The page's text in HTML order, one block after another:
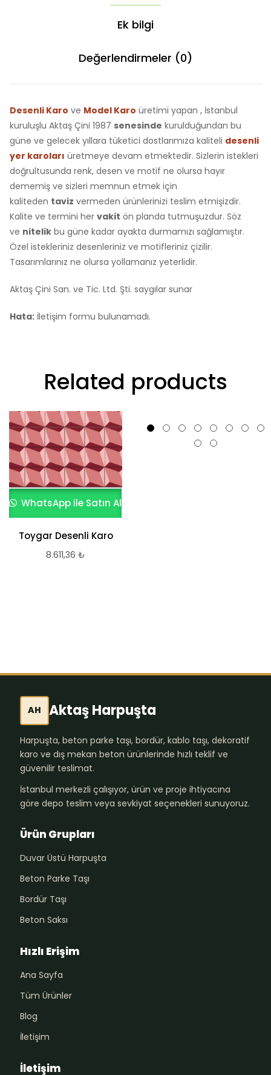
Ek bilgi
Değerlendirmeler (0)
Desenli Karo ve Model Karo üretimi yapan , İstanbul
kuruluşlu Aktaş Çini 1987 senesinde kurulduğundan bu
güne ve gelecek yıllara tüketici dostlarımıza kaliteli desenli
yer karoları üretmeye devam etmektedir. Sizlerin istekleri
doğrultusunda renk, desen ve motif ne olursa hayır
dememiş ve sizleri memnun etmek için
kaliteden taviz vermeden ürünlerinizi teslim etmişizdir.
Kalite ve termini her vakit ön planda tutmuşuzdur. Söz
ve nitelik bu güne kadar ayakta durmamızı sağlamıştır.
Özel istekleriniz desenleriniz ve motifleriniz çizilir.
Tasarımlarınız ne olursa yollamanız yeterlidir.
Aktaş Çini San. ve Tic. Ltd. Şti. saygılar sunar
Hata: İletişim formu bulunamadı.
Related products
WhatsApp ile Satın Al
Toygar Desenli Karo
8.611,36 ₺
AH Aktaş Harpuşta
Harpuşta, beton parke taşı, bordür, kablo taşı, dekoratif
karo ve dış mekan beton ürünlerinde hızlı teklif ve
güvenilir teslimat.
İstanbul merkezli çalışıyor, ürün ve proje ihtiyacına
göre depo teslim veya sevkiyat seçenekleri sunuyoruz.
Ürün Grupları
Duvar Üstü Harpuşta
Beton Parke Taşı
Bordür Taşı
Beton Saksı
Hızlı Erişim
Ana Sayfa
Tüm Ürünler
Blog
İletişim
İletişim